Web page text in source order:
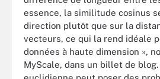
essence, la similitude cosinus
direction plutôt que sur la
vecteurs, ce qui la rend idéale
données à haute dimension »,
MyScale, dans un billet de blog.